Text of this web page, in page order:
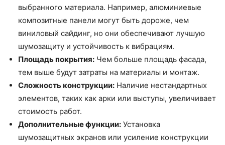
выбранного материала. Например, алюминиевые
композитные панели могут быть дороже, чем
виниловый сайдинг, но они обеспечивают лучшую
шумозащиту и устойчивость к вибрациям.
Площадь покрытия: Чем больше площадь фасада,
тем выше будут затраты на материалы и монтаж.
Сложность конструкции: Наличие нестандартных
элементов, таких как арки или выступы, увеличивает
стоимость работ.
Дополнительные функции: Установка
шумозащитных экранов или усиление конструкции